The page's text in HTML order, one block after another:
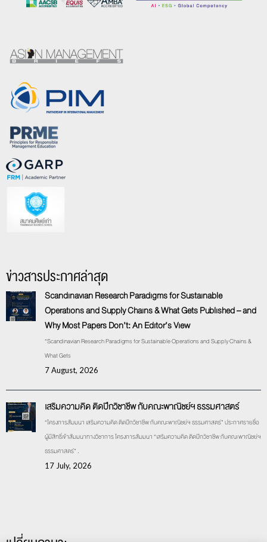
ข่าวสารประกาศล่าสุด
Scandinavian Research Paradigms for Sustainable
Operations and Supply Chains & What Gets Published – and
Why Most Papers Don’t: An Editor’s View
“Scandinavian Research Paradigms for Sustainable Operations and Supply Chains &
What Gets
7 August, 2026
เสริมความคิด ติดปีกวิชาชีพ กับคณะพาณิชย์ฯ ธรรมศาสตร์
“โครงการสัมมนา เสริมความคิด ติดปีกวิชาชีพ กับคณะพาณิชย์ฯ ธรรมศาสตร์” ประกาศรายชื่อ
ผู้มีสิทธิ์เข้าสัมมนาทางวิชาการ โครงการสัมมนา “เสริมความคิด ติดปีกวิชาชีพ กับคณะพาณิชย์ฯ
ธรรมศาสตร์” .
17 July, 2026